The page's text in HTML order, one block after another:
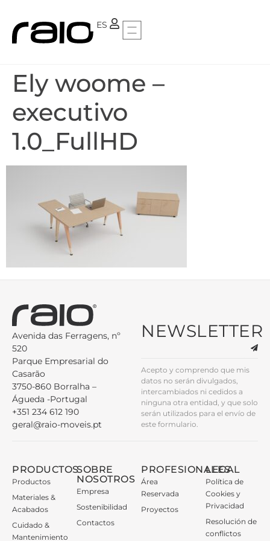
ES
PT
Ely woome –
executivo
1.0_FullHD
Avenida das Ferragens, nº
520
Parque Empresarial do
Casarão
3750-860 Borralha –
Águeda -Portugal
+351 234 612 190
geral@raio-moveis.pt
NEWSLETTER
Acepto y comprendo que mis
datos no serán divulgados,
intercambiados ni cedidos a
ninguna otra entidad, y que solo
serán utilizados para el envío de
este formulario.
PRODUCTOS
Productos
Materiales &
Acabados
Cuidado &
Mantenimiento
SOBRE
NOSOTROS
Empresa
Sostenibilidad
Contactos
PROFESIONALES
Área
Reservada
Proyectos
LEGAL
Política de
Cookies y
Privacidad
Resolución de
conflictos